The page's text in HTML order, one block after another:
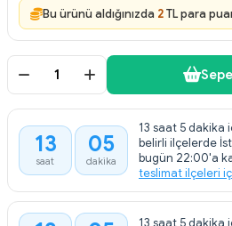
Bu ürünü aldığınızda 2TL para
13
saat
05
dakika
13 saat 5 dakika
belirli ilçelerde
bugün 22:00'a
teslimat ilçeleri
13 saat 5 dakika